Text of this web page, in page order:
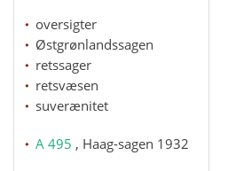
oversigter
Østgrønlandssagen
retssager
retsvæsen
suverænitet
A 495 , Haag-sagen 1932